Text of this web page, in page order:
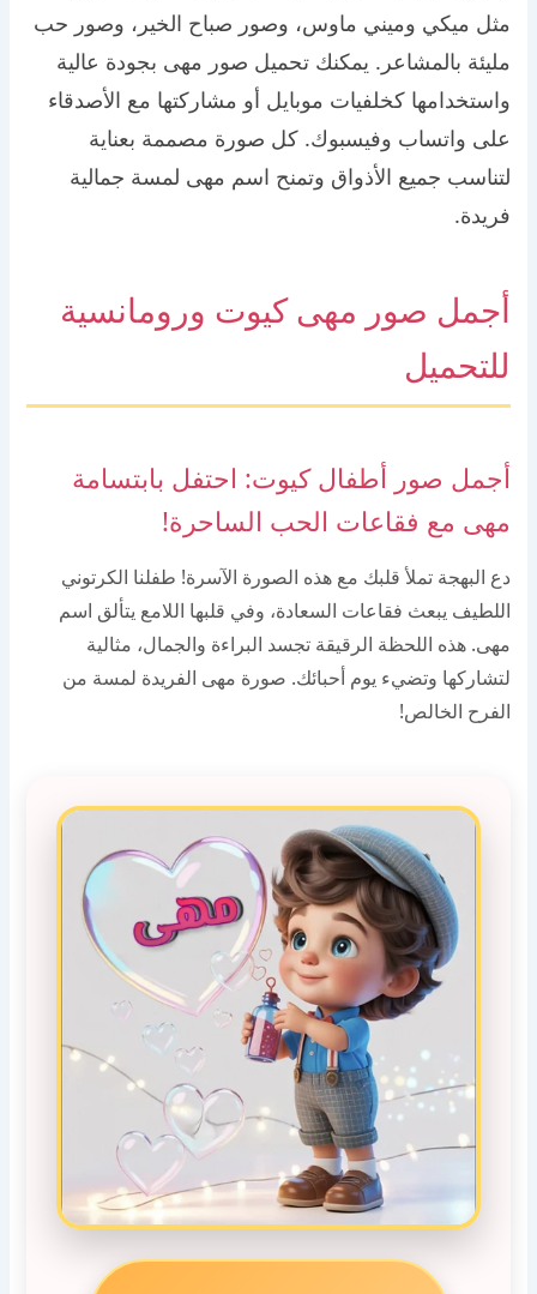
مثل ميكي وميني ماوس، وصور صباح الخير، وصور حب
مليئة بالمشاعر. يمكنك تحميل صور مهى بجودة عالية
واستخدامها كخلفيات موبايل أو مشاركتها مع الأصدقاء
على واتساب وفيسبوك. كل صورة مصممة بعناية
لتناسب جميع الأذواق وتمنح اسم مهى لمسة جمالية
فريدة.
أجمل صور مهى كيوت ورومانسية
للتحميل
أجمل صور أطفال كيوت: احتفل بابتسامة
مهى مع فقاعات الحب الساحرة!
دع البهجة تملأ قلبك مع هذه الصورة الآسرة! طفلنا الكرتوني
اللطيف يبعث فقاعات السعادة، وفي قلبها اللامع يتألق اسم
مهى. هذه اللحظة الرقيقة تجسد البراءة والجمال، مثالية
لتشاركها وتضيء يوم أحبائك. صورة مهى الفريدة لمسة من
الفرح الخالص!